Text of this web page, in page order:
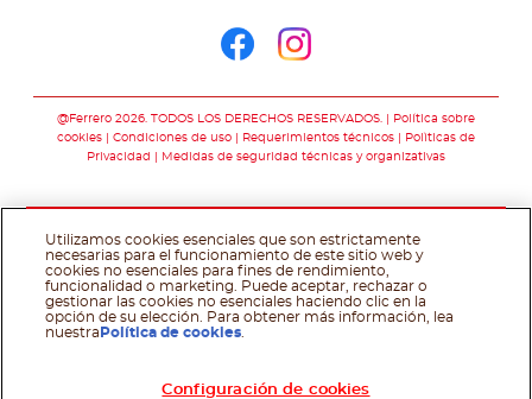
@Ferrero 2026. TODOS LOS DERECHOS RESERVADOS.
Política sobre
cookies
Condiciones de uso Requerimientos técnicos
Polìticas de
Privacidad
Medidas de seguridad técnicas y organizativas
Utilizamos cookies esenciales que son estrictamente
necesarias para el funcionamiento de este sitio web y
cookies no esenciales para fines de rendimiento,
funcionalidad o marketing. Puede aceptar, rechazar o
gestionar las cookies no esenciales haciendo clic en la
opción de su elección. Para obtener más información, lea
nuestra Política de cookies
Configuración de cookies